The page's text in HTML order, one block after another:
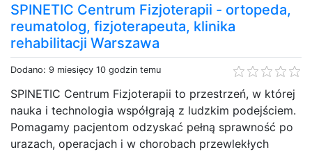
SPINETIC Centrum Fizjoterapii - ortopeda,
reumatolog, fizjoterapeuta, klinika
rehabilitacji Warszawa
Dodano: 9 miesięcy 10 godzin temu
SPINETIC Centrum Fizjoterapii to przestrzeń, w której
nauka i technologia współgrają z ludzkim podejściem.
Pomagamy pacjentom odzyskać pełną sprawność po
urazach, operacjach i w chorobach przewlekłych